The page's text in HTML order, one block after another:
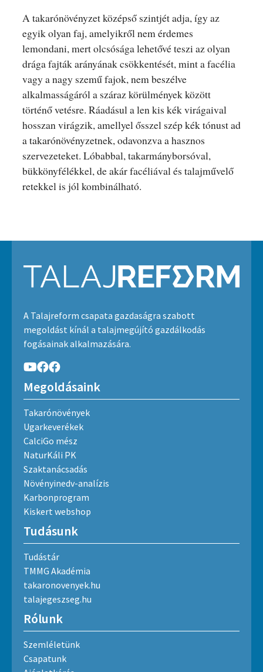
A takarónövényzet középső szintjét adja, így az
egyik olyan faj, amelyikről nem érdemes
lemondani, mert olcsósága lehetővé teszi az olyan
drága fajták arányának csökkentését, mint a facélia
vagy a nagy szemű fajok, nem beszélve
alkalmasságáról a száraz körülmények között
történő vetésre. Ráadásul a len kis kék virágaival
hosszan virágzik, amellyel ősszel szép kék tónust ad
a takarónövényzetnek, odavonzva a hasznos
szervezeteket. Lóbabbal, takarmányborsóval,
bükkönyfélékkel, de akár facéliával és talajművelő
retekkel is jól kombinálható.
A Talajreform csapata gazdaságra szabott
megoldást kínál a talajmegújító gazdálkodás
fogásainak alkalmazására.
Megoldásaink
Takarónövények
Ugarkeverékek
CalciGo mész
NaturKáli PK
Szaktanácsadás
Növényinedv-analízis
Karbonprogram
Kiskert webshop
Tudásunk
Tudástár
TMMG Akadémia
takaronovenyek.hu
talajegeszseg.hu
Rólunk
Szemléletünk
Csapatunk